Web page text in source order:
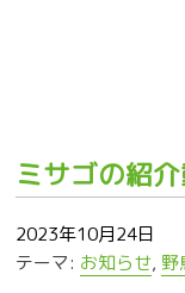
ミサゴの紹
2023年10月24日
テーマ: お知らせ, 野